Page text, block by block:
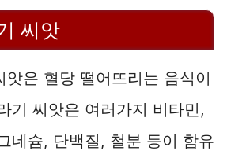
씨앗
앗은 혈당 떨어뜨리는 음식이
기 씨앗은 여러가지 비타민,
네슘, 단백질, 철분 등이 함유